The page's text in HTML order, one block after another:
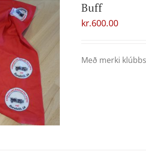
Buff
kr.600.00
Með merki